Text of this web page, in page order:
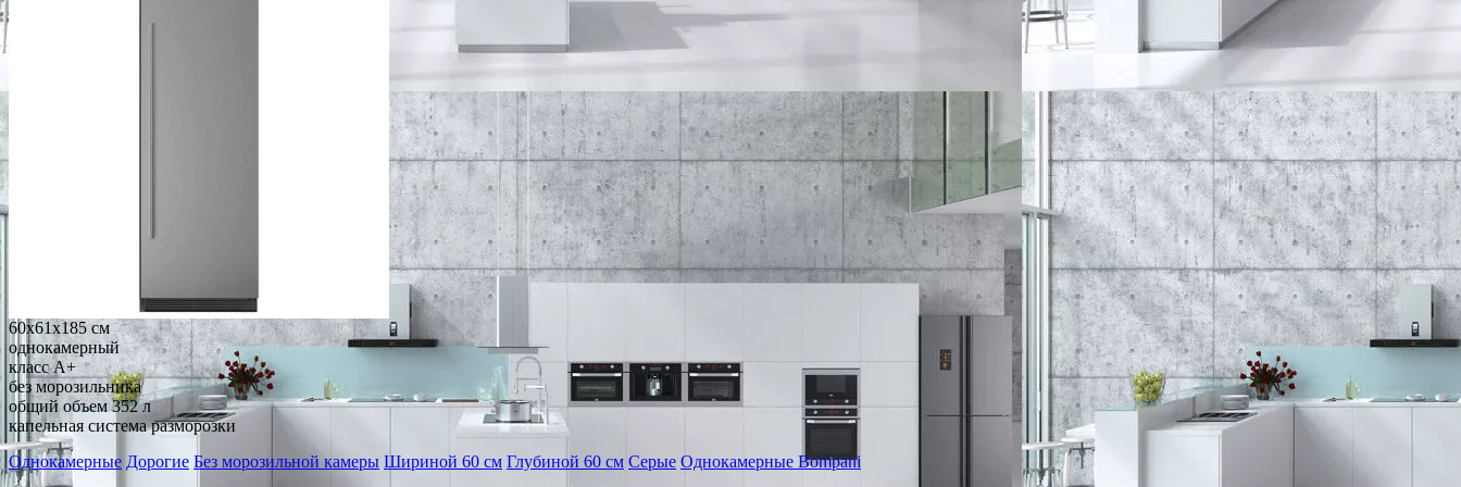
60x61x185 см
однокамерный
класс A+
без морозильника
общий объем 352 л
капельная система разморозки
Однокамерные Дорогие Без морозильной камеры Шириной 60 см Глубиной 60 см Серые Однокамерные Bompani